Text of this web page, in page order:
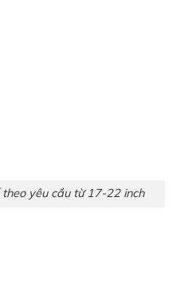
theo yêu cầu từ 17-22 inch